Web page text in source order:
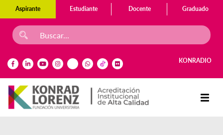
Aspirante Estudiante Docente Graduado
KONRADIO